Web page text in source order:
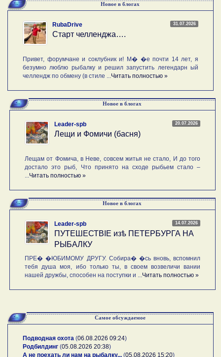
Новое в блогах
31.07.2026
RubaDrive
Старт челленджа….
Привет, форумчане и соклубник и! М� �е почти 14 лет, я
безумно люблю рыбалку и решил запустить легендарн ый
челлендж по обмену (в стиле ... Читать полностью »
Новое в блогах
20.07.2026
Leader-spb
Лещи и Фомичи (басня)
Лещам от Фомича, в Неве, совсем житья не стало, И до того
достало это рыб, Что принято на сходе рыбьем стало –
Читать полностью »
Новое в блогах
14.07.2026
Leader-spb
ПУТЕШЕСТВIE изѣ ПЕТЕРБУРГА НА
РЫБАЛКУ
ПРЕ� �ЮБИМОМУ ДРУГУ. Собира� �сь вновь, вспомнил
тебя душа моя, ибо только ты, в своем возвеличи вании
нашей дружбы, способен на поступки и ... Читать полностью »
Самое обсуждаемое
Подводная охота (06.08.2026 09:24)
Родбилдинг (05.08.2026 20:38)
А не поехать ли нам на рыбалку... (05.08.2026 15:20)